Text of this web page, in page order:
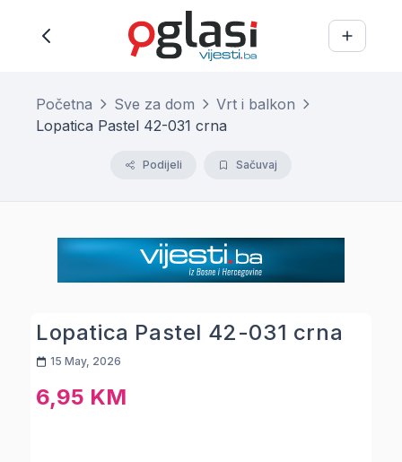
Početna Sve za dom
Vrt i balkon
Lopatica Pastel 42-031 crna
Podijeli Sačuvaj
Lopatica Pastel 42-031 crna
15 May, 2026
6,95 KM